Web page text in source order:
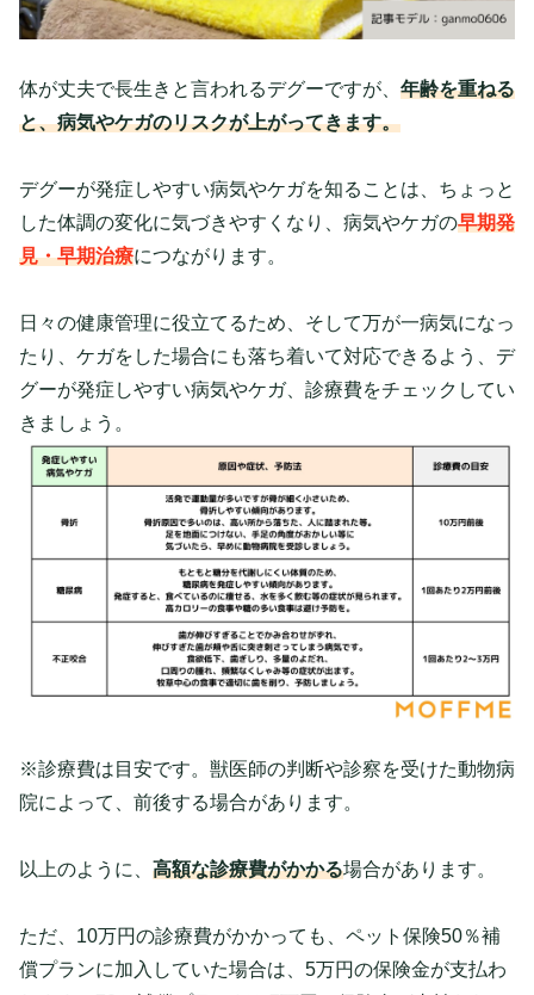
体が丈夫で長生きと言われるデグーですが、 年齢を重ねる
と、病気やケガのリスクが上がってきます。
デグーが発症しやすい病気やケガを知ることは、ちょっと
した体調の変化に気づきやすくなり、病気やケガの早期発
見・早期治療につながります。
日々の健康管理に役立てるため、そして万が一病気になっ
たり、ケガをした場合にも落ち着いて対応できるよう、デ
グーが発症しやすい病気やケガ、診療費をチェックしてい
きましょう。
※診療費は目安です。獣医師の判断や診察を受けた動物病
院によって、前後する場合があります。
以上のように、 高額な診療費がかかる場合があります。
ただ、10万円の診療費がかかっても、ペット保険50％補
償プランに加入していた場合は、5万円の保険金が支払わ